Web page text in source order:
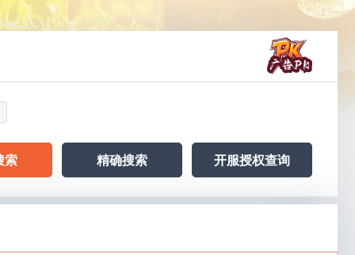
索 精确搜索 开服授权查询